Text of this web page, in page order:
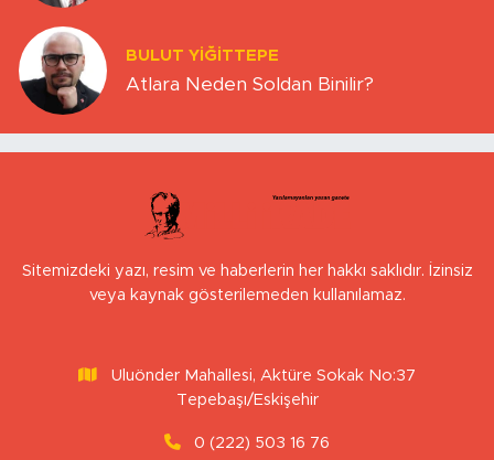
BULUT YİĞİTTEPE
Atlara Neden Soldan Binilir?
Sitemizdeki yazı, resim ve haberlerin her hakkı saklıdır. İzinsiz
veya kaynak gösterilemeden kullanılamaz.
Uluönder Mahallesi, Aktüre Sokak No:37
Tepebaşı/Eskişehir
0 (222) 503 16 76